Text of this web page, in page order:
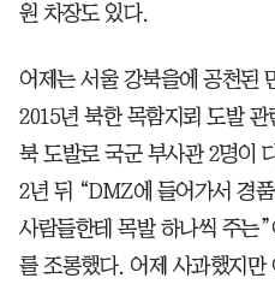
원 차장도 있다.
어제는 서울 강북을에 공천된
2015년 북한 목함지뢰 도발 관
북 도발로 국군 부사관 2명이
2년 뒤 “DMZ에 들어가서 경
사람들한테 목발 하나씩 주는
를 조롱했다. 어제 사과했지만